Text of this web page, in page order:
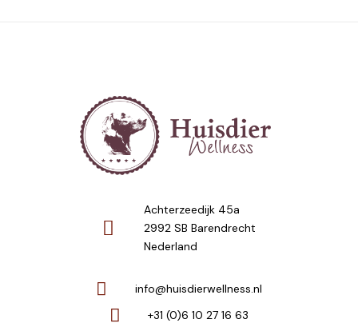
Achterzeedijk 45a
2992 SB Barendrecht
Nederland
info@huisdierwellness.nl
+31 (0)6 10 27 16 63